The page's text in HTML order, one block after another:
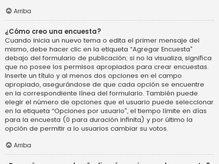
Arriba
¿Cómo creo una encuesta?
Cuando inicia un nuevo tema o edita el primer mensaje del
mismo, debe hacer clic en la etiqueta “Agregar Encuesta”
debajo del formulario de publicación; si no la visualiza, significa
que no posee los permisos apropiados para crear encuestas.
Inserte un título y al menos dos opciones en el campo
apropiado, asegurándose de que cada opción se encuentre
en la correspondiente línea del formulario. También puede
elegir el número de opciones que el usuario puede seleccionar
en la etiqueta “Opciones por usuario”, el tiempo límite en días
para la encuesta (0 para duración infinita) y por último la
opción de permitir a lo usuarios cambiar su votos.
Arriba